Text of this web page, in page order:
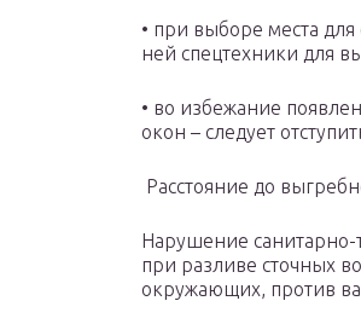
• при выборе места для
ней спецтехники для
• во избежание
окон – следует
Расстояние до
Нарушение санитарно-
при разливе сточных
окружающих, против